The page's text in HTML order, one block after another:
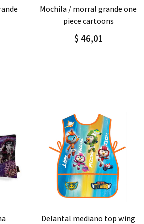
Agregar Detalle
mochila / morral grande
sport boy
$ 55,00
wing Agregar Detalle
delantal grande